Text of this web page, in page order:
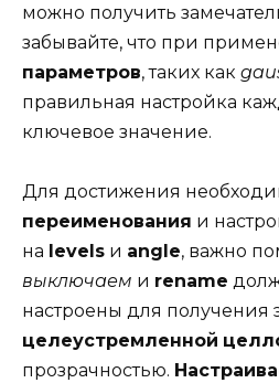
можно получить
забывайте, что при
параметров, таких как
правильная настройка
ключевое значение.
Для достижения
переименования и
на levels и angle, важно
выключаем и rename
настроены для получения
целеустремленной
прозрачностью.